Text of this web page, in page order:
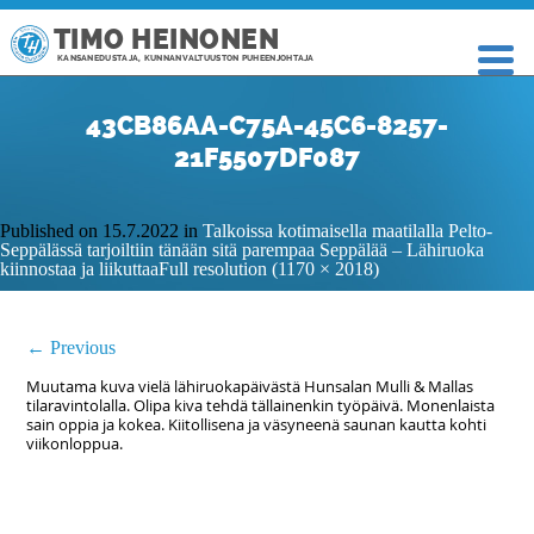
TIMO HEINONEN
KANSANEDUSTAJA, KUNNANVALTUUSTON PUHEENJOHTAJA
43CB86AA-C75A-45C6-8257-
21F5507DF087
Published on 15.7.2022 in Talkoissa kotimaisella maatilalla Pelto-
Seppälässä tarjoiltiin tänään sitä parempaa Seppälää – Lähiruoka
kiinnostaa ja liikuttaaFull resolution (1170 × 2018)
← Previous
Muutama kuva vielä lähiruokapäivästä Hunsalan Mulli & Mallas
tilaravintolalla. Olipa kiva tehdä tällainenkin työpäivä. Monenlaista
sain oppia ja kokea. Kiitollisena ja väsyneenä saunan kautta kohti
viikonloppua.